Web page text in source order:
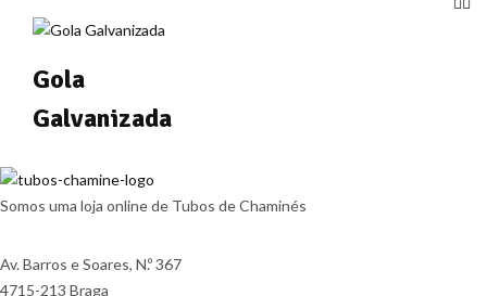
Gola
Galvanizada
Somos uma loja online de Tubos de Chaminés
Av. Barros e Soares, N.º 367
4715-213 Braga